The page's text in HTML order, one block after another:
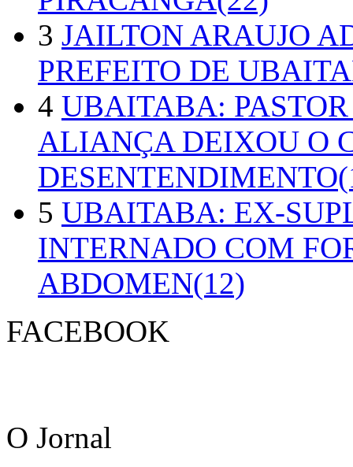
3 JAILTON ARAUJO
PREFEITO DE
4 UBAITABA:
ALIANÇA DEIXOU O
5 UBAITABA: EX-
INTERNADO COM
ABDOMEN(12)
FACEBOOK
O Jornal